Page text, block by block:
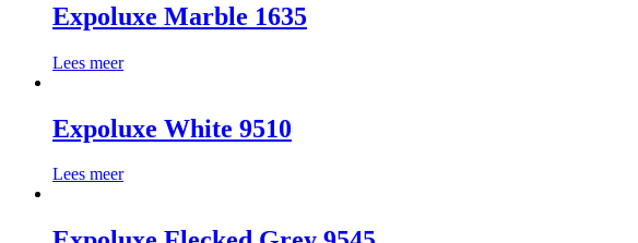
Expoluxe Marble 1635
Lees meer
Expoluxe White 9510
Lees meer